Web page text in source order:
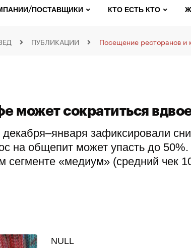
ПОСТАВЩИКИ КТО ЕСТЬ КТО
ПУБЛИКАЦИИ Посещение ресторанов и
может сократиться
зафиксировали
на общепит может упасть до
сегменте «медиум» (средний чек
NULL